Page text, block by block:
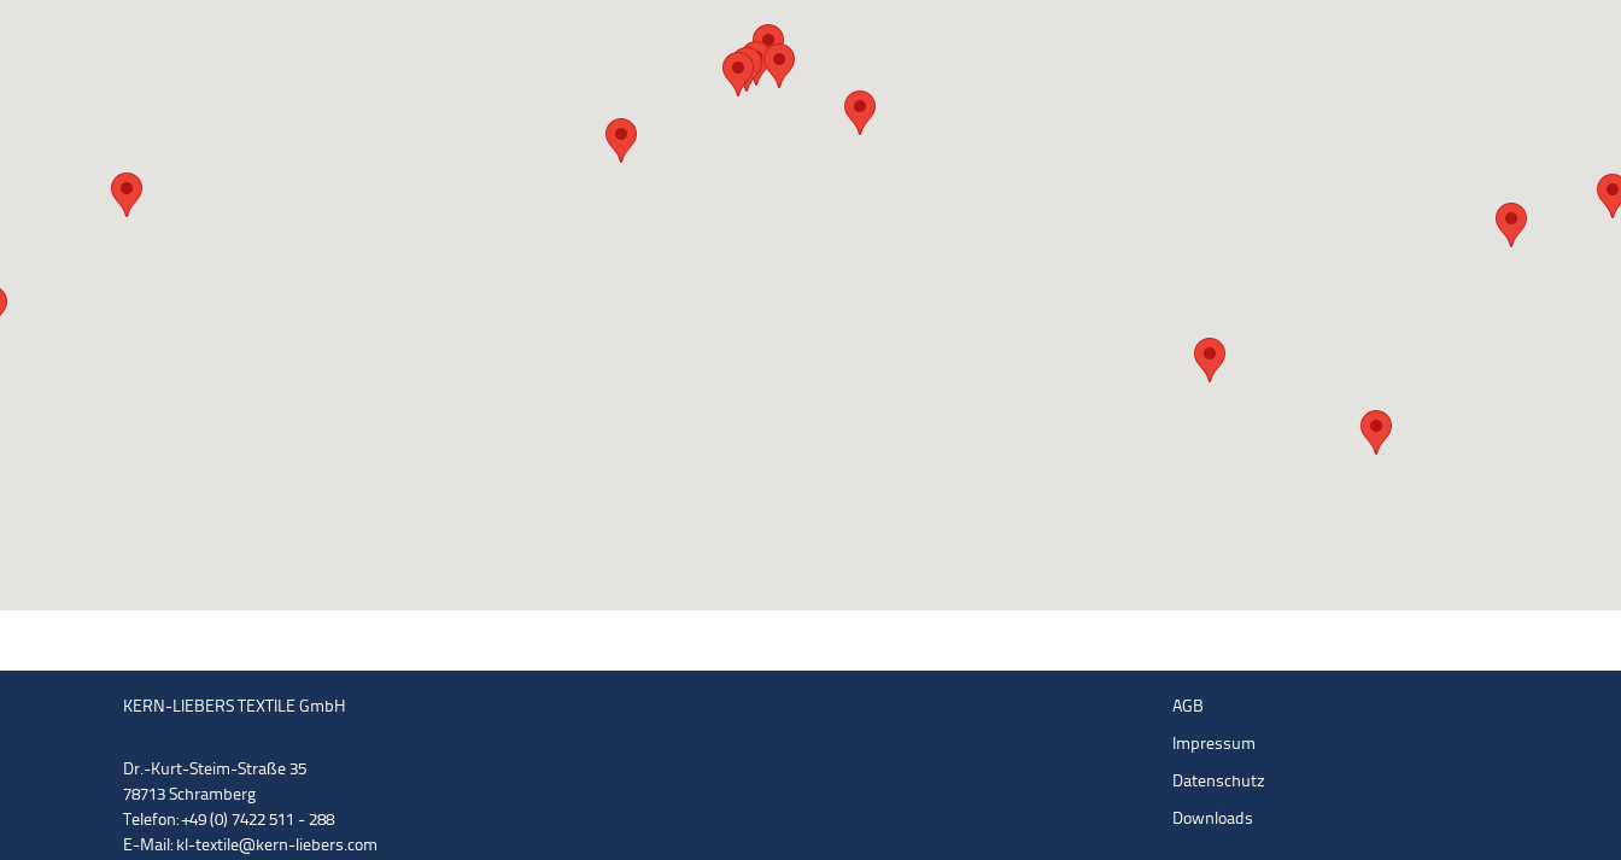
KERN-LIEBERS TEXTILE GmbH
Dr.-Kurt-Steim-Straße 35
78713 Schramberg
Telefon: +49 (0) 7422 511 - 288
E-Mail: kl-textile@kern-liebers.com
AGB
Impressum
Datenschutz
Downloads